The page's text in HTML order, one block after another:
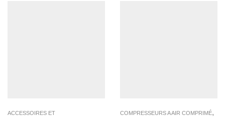
ACCESSOIRES ET
COMPRESSEURS A AIR COMPRIMÉ,